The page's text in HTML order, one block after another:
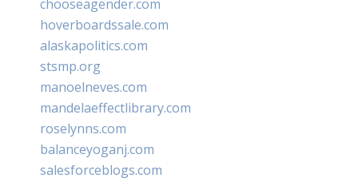
chooseagender.com
hoverboardssale.com
alaskapolitics.com
stsmp.org
manoelneves.com
mandelaeffectlibrary.com
roselynns.com
balanceyoganj.com
salesforceblogs.com